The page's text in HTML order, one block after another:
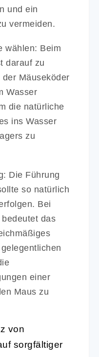
und ein
vermeiden.
wählen: Beim
darauf zu
Mäuseköder
Wasser
die natürliche
ins Wasser
zu
Die Führung
so natürlich
Bei
das
einer
Maus zu
von
sorgfältiger